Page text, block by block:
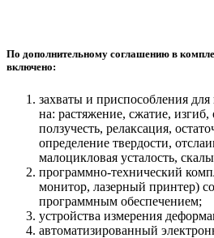
По дополнительному соглашению в
включено:
захваты и приспособления
на: растяжение, сжатие,
ползучесть, релаксация,
определение твердости,
малоцикловая усталость,
программно-технический
монитор, лазерный принтер)
программным обеспечением;
устройства измерения
автоматизированный